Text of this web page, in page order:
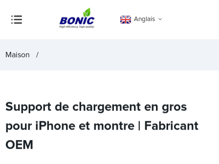
Anglais
Maison
Support de chargement en gros
pour iPhone et montre | Fabricant
OEM